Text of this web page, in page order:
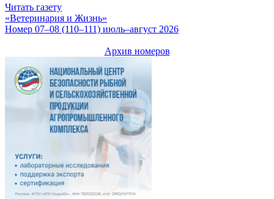
Читать газету
«Ветеринария и Жизнь»
Номер 07–08 (110–111) июль–август 2026
Архив номеров